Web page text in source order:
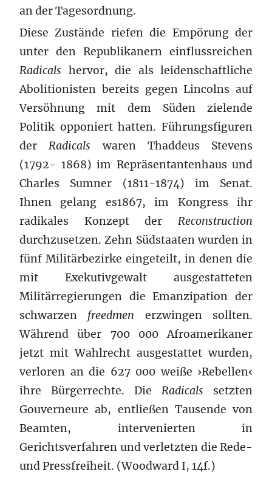
an der Tagesordnung.
Diese Zustände riefen die Empörung der
unter den Republikanern einflussreichen
Radicals hervor, die als leidenschaftliche
Abolitionisten bereits gegen Lincolns auf
Versöhnung mit dem Süden zielende
Politik opponiert hatten. Führungsfiguren
derRadicals waren Thaddeus Stevens
(1792- 1868) im Repräsentantenhaus und
Charles Sumner (1811-1874) im Senat.
Ihnen gelang es1867, im Kongress ihr
radikales Konzept der Reconstruction
durchzusetzen. Zehn Südstaaten wurden in
fünf Militärbezirke eingeteilt, in denen die
mit Exekutivgewalt ausgestatteten
Militärregierungen die Emanzipation der
schwarzen freedmen erzwingen sollten.
Während über 700 000 Afroamerikaner
jetzt mit Wahlrecht ausgestattet wurden,
verloren an die 627 000 weiße ›Rebellen‹
ihre Bürgerrechte. Die Radicals setzten
Gouverneure ab, entließen Tausende von
Beamten, intervenierten in
Gerichtsverfahren und verletzten die Rede-
und Pressfreiheit. (Woodward I, 14f.)